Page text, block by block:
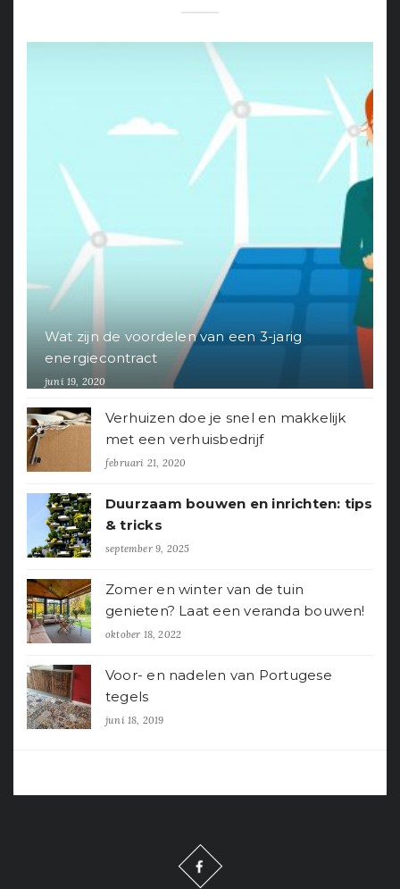
Wat zijn de voordelen van een 3-jarig
energiecontract
juni 19, 2020
Verhuizen doe je snel en makkelijk
met een verhuisbedrijf
februari 21, 2020
Duurzaam bouwen en inrichten: tips
& tricks
september 9, 2025
Zomer en winter van de tuin
genieten? Laat een veranda bouwen!
oktober 18, 2022
Voor- en nadelen van Portugese
tegels
juni 18, 2019